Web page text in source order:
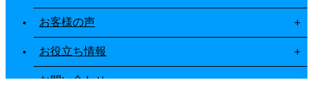
お客様の声
お役立ち情報
お問い合わせ